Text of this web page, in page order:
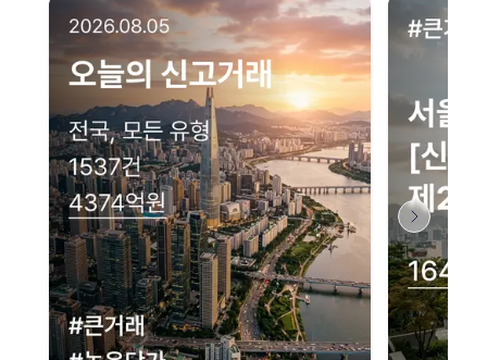
네이버 지도 연결 안내
현재 네이버 지도 연결이 원활하지 않아 지도를 불러올 수 없습니다.
이용에 불편을 드려 죄송합니다.
다시 시도